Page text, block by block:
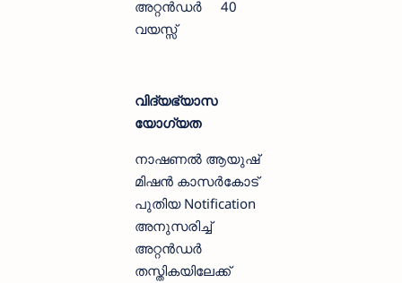
അറ്റൻഡർ
40
വയസ്സ്
വിദ്യഭ്യാസ
യോഗ്യത
നാഷണൽ ആയുഷ്
മിഷൻ കാസർകോട്
പുതിയ Notification
അനുസരിച്ച്
അറ്റൻഡർ
തസ്തികയിലേക്ക്